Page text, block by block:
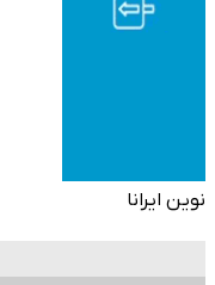
نوین ایرانا